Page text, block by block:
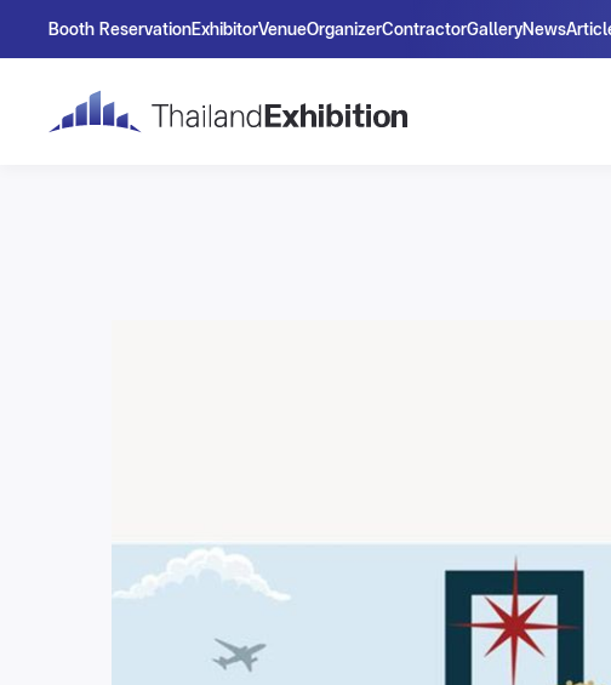
Booth ReservationExhibitorVenueOrganizerContractorGalleryNews